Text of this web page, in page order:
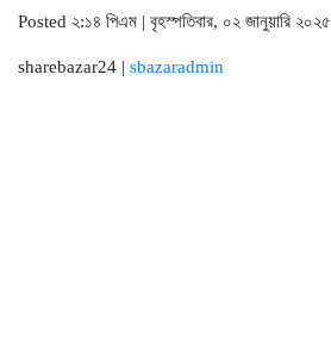
Posted ২:১৪ পিএম | বৃহস্পতিবার, ০২ জানুয়ারি ২০২৫
sharebazar24 | sbazaradmin